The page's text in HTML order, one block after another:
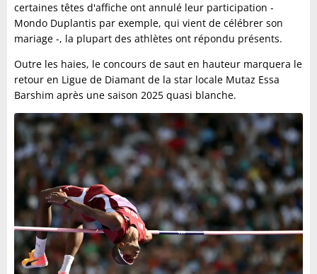
certaines têtes d'affiche ont annulé leur participation -
Mondo Duplantis par exemple, qui vient de célébrer son
mariage -, la plupart des athlètes ont répondu présents.
Outre les haies, le concours de saut en hauteur marquera le
retour en Ligue de Diamant de la star locale Mutaz Essa
Barshim après une saison 2025 quasi blanche.